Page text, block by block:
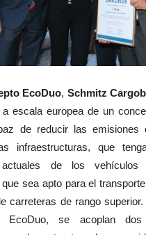
EcoDuo, Schmitz
a escala europea de un
de reducir las emisiones
infraestructuras, que
actuales de los
sea apto para el
carreteras de rango
EcoDuo, se acoplan dos